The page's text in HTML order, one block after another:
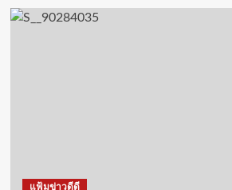
แฟ้มข่าวดีดี